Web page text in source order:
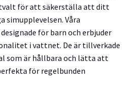
för att säkerställa att ditt
simupplevelsen. Våra
för barn och erbjuder
i vattnet. De är tillverkade
som är hållbara och lätta att
för regelbunden